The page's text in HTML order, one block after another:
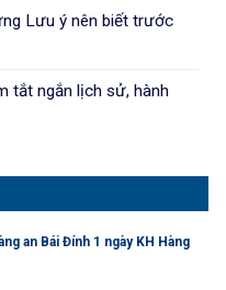
Lưu ý nên biết trước
tắt ngắn lịch sử, hành
an Bái Đính 1 ngày KH Hàng